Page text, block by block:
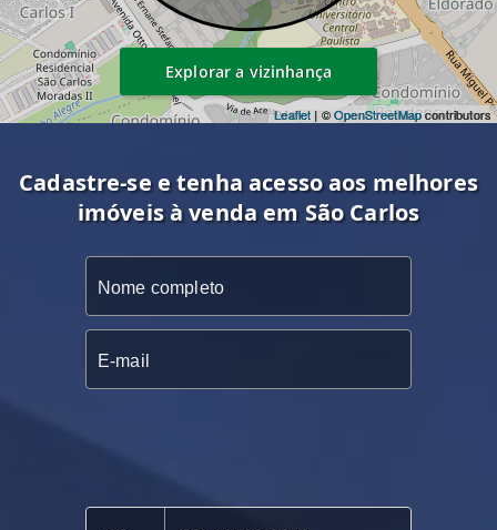
Leaflet | ©OpenStreetMapcontributors
Explorar a vizinhança
Cadastre-se e tenha acesso aos melhores
imóveis à venda em São Carlos